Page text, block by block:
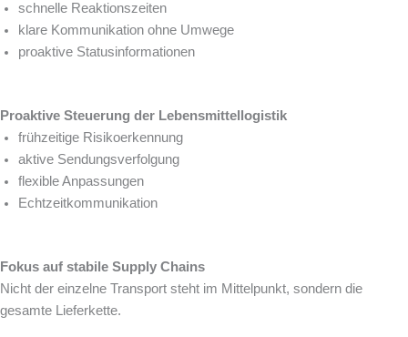
schnelle Reaktionszeiten
klare Kommunikation ohne Umwege
proaktive Statusinformationen
Proaktive Steuerung der Lebensmittellogistik
frühzeitige Risikoerkennung
aktive Sendungsverfolgung
flexible Anpassungen
Echtzeitkommunikation
Fokus auf stabile Supply Chains
Nicht der einzelne Transport steht im Mittelpunkt, sondern die
gesamte Lieferkette.